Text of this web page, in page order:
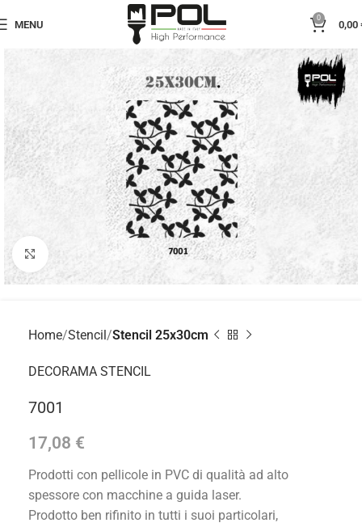
MENU
0
0,00
Click to enlarge
Home Stencil Stencil 25x30cm
DECORAMA STENCIL
7001
17,08 €
Prodotti con pellicole in PVC di qualità ad alto
spessore con macchine a guida laser.
Prodotto ben rifinito in tutti i suoi particolari,